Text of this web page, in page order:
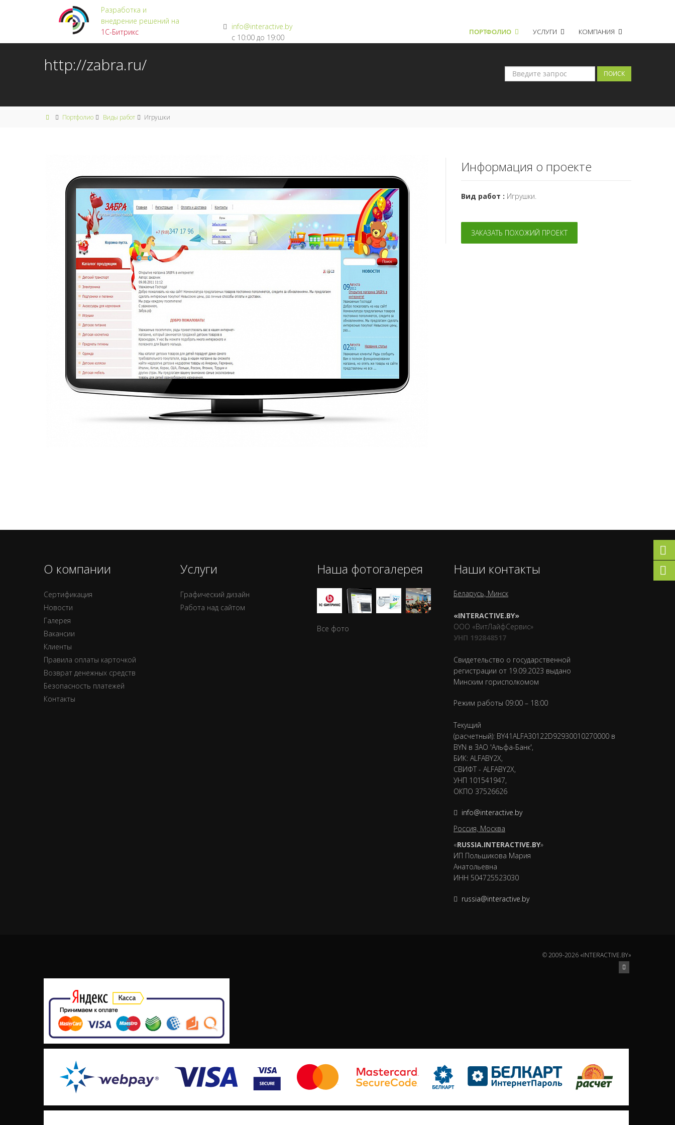
Разработка и
внедрение решений на
1С-Битрикс
info@interactive.by
с 10:00 до 19:00
ПОРТФОЛИО УСЛУГИ КОМПАНИЯ
http://zabra.ru/
Портфолио Виды работ Игрушки
Информация о проекте
Вид работ : Игрушки
ЗАКАЗАТЬ ПОХОЖИЙ ПРОЕКТ
О компании
Сертификация
Новости
Галерея
Вакансии
Клиенты
Правила оплаты карточкой
Возврат денежных средств
Безопасность платежей
Контакты
Услуги
Графический дизайн
Работа над сайтом
Наша фотогалерея
Все фото
Наши контакты
Беларусь, Минск
«INTERACTIVE.BY»
ООО «ВитЛайфСервис»
УНП 192848517
Свидетельство о государственной
регистрации от 19.09.2023 выдано
Минским горисполкомом
Режим работы 09:00 – 18:00
Текущий
(расчетный): BY41ALFA30122D92930010270000 в
BYN в ЗАО 'Альфа-Банк',
БИК: ALFABY2X,
СВИФТ - ALFABY2X,
УНП 101541947,
ОКПО 37526626
info@interactive.by
Россия, Москва
«RUSSIA.INTERACTIVE.BY»
ИП Польшикова Мария
Анатольевна
ИНН 504725523030
russia@interactive.by
© 2009-2026 «INTERACTIVE.BY»